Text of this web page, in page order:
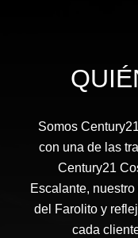
Somos
con una de las
Century21
Escalante,
del Farolito y
cada